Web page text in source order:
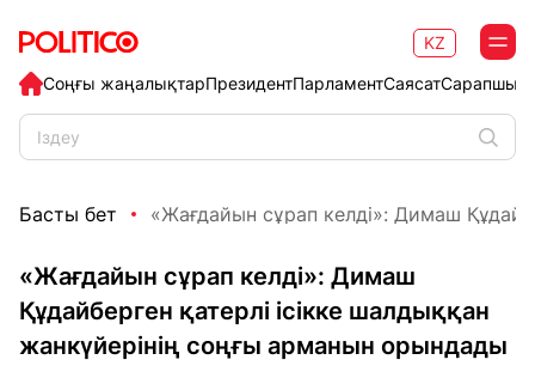
Соңғы жаңалықтарПрезидентПарламентСаясат
KZ
Басты бет «Жағдайын сұрап келді»: Димаш
«Жағдайын сұрап келді»: Димаш
Құдайберген қатерлі ісікке шалдыққан
жанкүйерінің соңғы арманын орындады